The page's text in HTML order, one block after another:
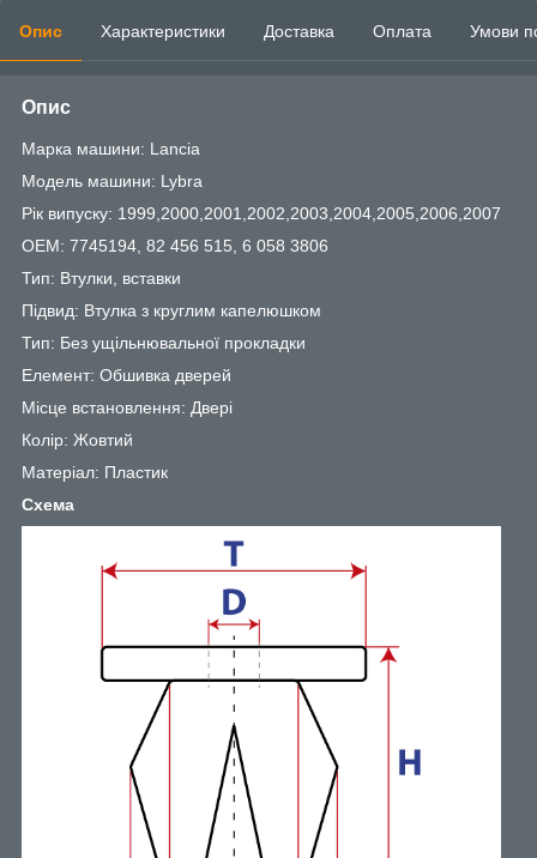
Опис Характеристики Доставка Оплата Умови
Опис
Марка машини: Lancia
Модель машини: Lybra
Рік випуску: 1999,2000,2001,2002,2003,2004,2005,2006,2007
OEM: 7745194, 82 456 515, 6 058 3806
Тип: Втулки, вставки
Підвид: Втулка з круглим капелюшком
Тип: Без ущільнювальної прокладки
Елемент: Обшивка дверей
Місце встановлення: Двері
Колір: Жовтий
Матеріал: Пластик
Схема